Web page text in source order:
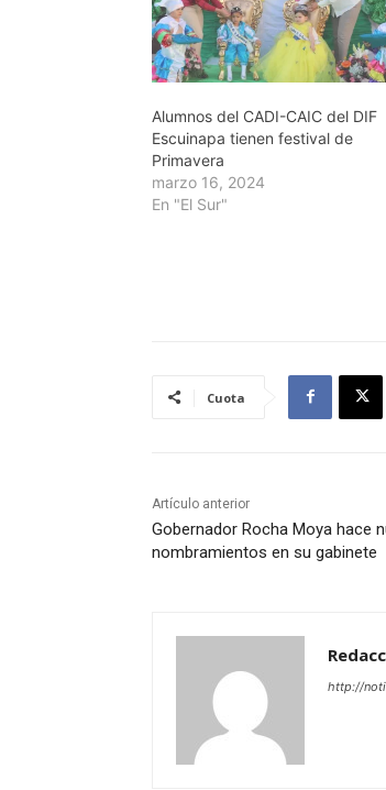
Alumnos del CADI-CAIC del DIF
Escuinapa tienen festival de
Primavera
marzo 16, 2024
En "El Sur"
Cuota
Artículo anterior
Gobernador Rocha Moya hace
nombramientos en su gabinete
http://